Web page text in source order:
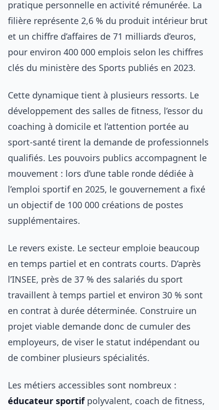
pratique personnelle en activité rémunérée. La
filière représente 2,6 % du produit intérieur brut
et un chiffre d’affaires de 71 milliards d’euros,
pour environ 400 000 emplois selon les chiffres
clés du ministère des Sports publiés en 2023.
Cette dynamique tient à plusieurs ressorts. Le
développement des salles de fitness, l’essor du
coaching à domicile et l’attention portée au
sport-santé tirent la demande de professionnels
qualifiés. Les pouvoirs publics accompagnent le
mouvement : lors d’une table ronde dédiée à
l’emploi sportif en 2025, le gouvernement a fixé
un objectif de 100 000 créations de postes
supplémentaires.
Le revers existe. Le secteur emploie beaucoup
en temps partiel et en contrats courts. D’après
l’INSEE, près de 37 % des salariés du sport
travaillent à temps partiel et environ 30 % sont
en contrat à durée déterminée. Construire un
projet viable demande donc de cumuler des
employeurs, de viser le statut indépendant ou
de combiner plusieurs spécialités.
Les métiers accessibles sont nombreux :
éducateur sportifpolyvalent, coach de fitness,